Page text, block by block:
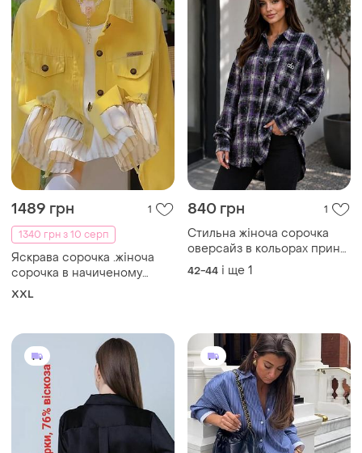
1489 грн
1
1340 грн з 10 серп
Яскрава сорочка .жіноча
сорочка в начиченому
жовтому кольорі .
XXL
840 грн 1
Стильна жіноча сорочка
оверсайз в кольорах принт
клітинка декор камінчики
тканина фланель
42-44 і ще 1